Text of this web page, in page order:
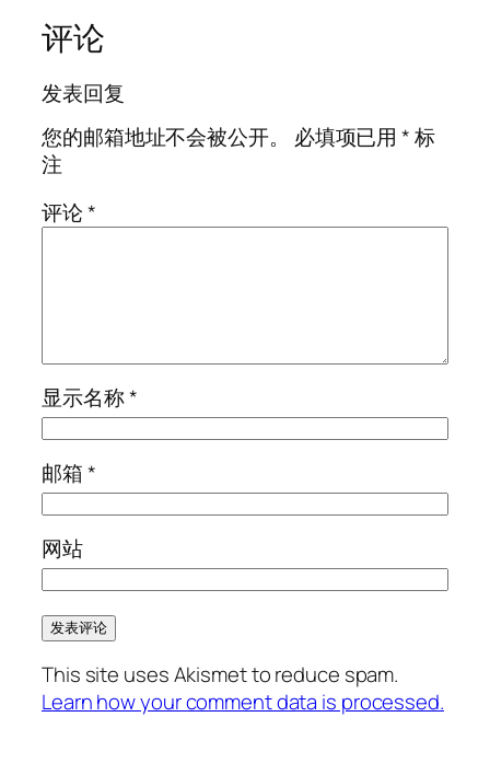
评论
发表回复
您的邮箱地址不会被公开。
必填项已用*标
注
评论*
显示名称*
邮箱*
网站
This site uses Akismet to reduce spam.
Learn how your comment data is processed.